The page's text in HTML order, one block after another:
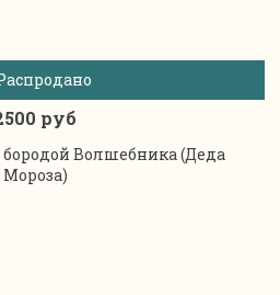
руб
Волшебника (Деда
Мороза)